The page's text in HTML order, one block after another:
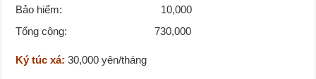
Bảo hiểm: 10,000
Tổng cộng: 730,000
Ký túc xá: 30,000 yên/tháng